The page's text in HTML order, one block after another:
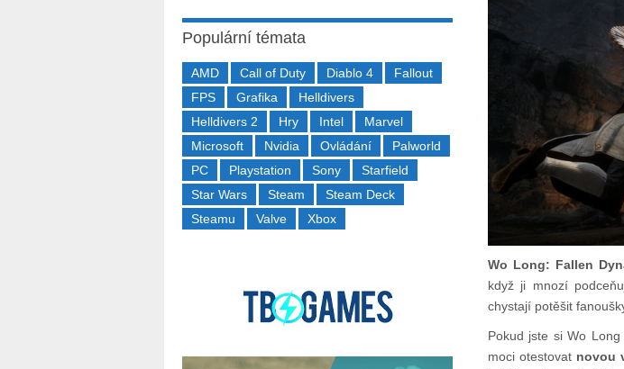
Wo Long: Fallen
když ji mnozí
chystají potěšit
Pokud jste si Wo
moci otestovat novou
Populární témata
AMD Call of Duty Diablo 4
Fallout
FPS
Grafika
Helldivers
Helldivers 2
Hry Intel
Marvel
Microsoft
Nvidia Ovládání
Palworld
PC
Playstation Sony
Starfield
Star Wars
Steam
Steam Deck
Steamu
Valve Xbox